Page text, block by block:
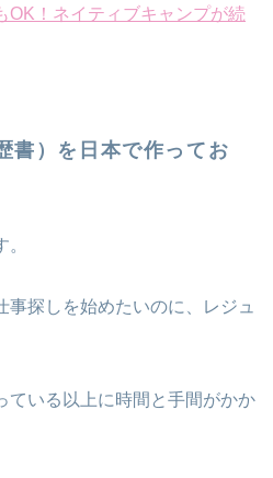
OK！ネイティブキャンプが続
書）を日本で作ってお
探しを始めたいのに、レジュ
ている以上に時間と手間がかか